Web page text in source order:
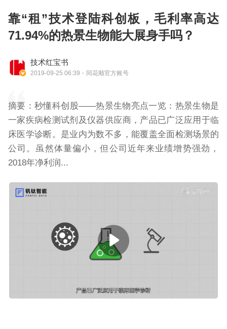
靠“租”技术登陆科创板，毛利率高达
71.94%的热景生物能大展身手吗？
技术红宝书
2019-09-25 06:39 · 同花顺官方账号
摘要：秒懂科创股——热景生物亮点一览：热景生物是
一家疾病检测试剂及仪器供应商，产品已广泛应用于临
床医学诊断。是业内为数不多，能覆盖全面检测场景的
公司。虽然体量偏小，但公司近年来业绩增势强劲，
2018年净利润...